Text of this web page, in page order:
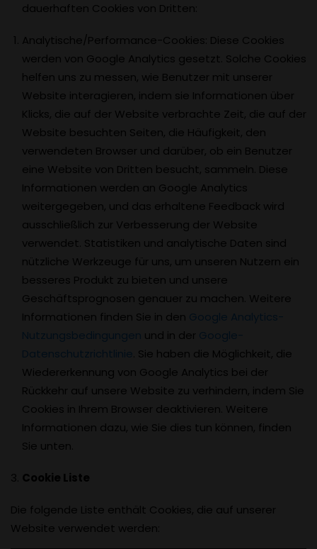
dauerhaften Cookies von Dritten:
Analytische/Performance-Cookies: Diese Cookies
werden von Google Analytics gesetzt. Solche Cookies
helfen uns zu messen, wie Benutzer mit unserer
Website interagieren, indem sie Informationen über
Klicks, die auf der Website verbrachte Zeit, die auf der
Website besuchten Seiten, die Häufigkeit, den
verwendeten Browser und darüber, ob ein Benutzer
eine Website von Dritten besucht, sammeln. Diese
Informationen werden an Google Analytics
weitergegeben, und das erhaltene Feedback wird
ausschließlich zur Verbesserung der Website
verwendet. Statistiken und analytische Daten sind
nützliche Werkzeuge für uns, um unseren Nutzern ein
besseres Produkt zu bieten und unsere
Geschäftsprognosen genauer zu machen. Weitere
Informationen finden Sie in den Google Analytics-
Nutzungsbedingungen und in der Google-
Datenschutzrichtlinie . Sie haben die Möglichkeit, die
Wiedererkennung von Google Analytics bei der
Rückkehr auf unsere Website zu verhindern, indem Sie
Cookies in Ihrem Browser deaktivieren. Weitere
Informationen dazu, wie Sie dies tun können, finden
Sie unten.
Cookie Liste
Die folgende Liste enthält Cookies, die auf unserer
Website verwendet werden: